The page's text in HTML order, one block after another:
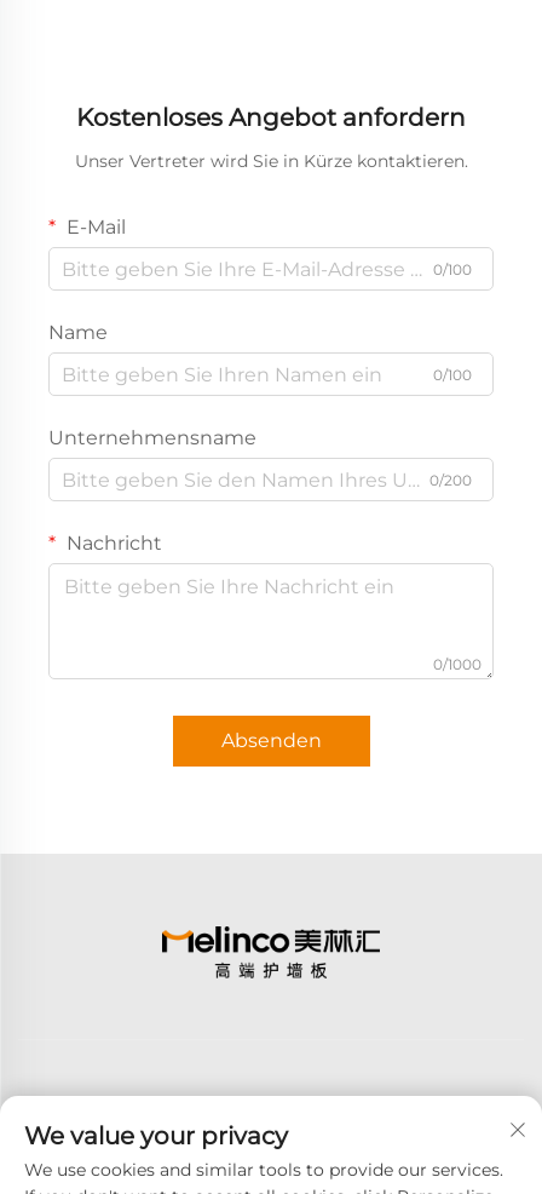
Kostenloses Angebot anfordern
Unser Vertreter wird Sie in Kürze kontaktieren.
E-Mail
0/100
Name
0/100
Unternehmensname
0/200
Nachricht
0/1000
Absenden
Abonnieren
We value your privacy
We use cookies and similar tools to provide our services.